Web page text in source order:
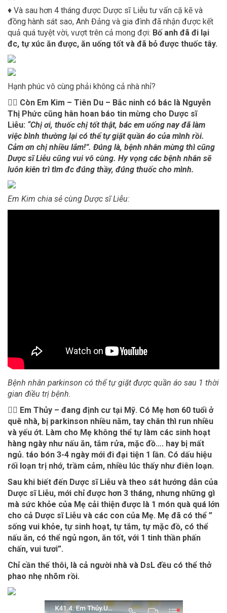
♦ Và sau hơn 4 tháng được Dược sĩ Liễu tư vấn cặ kẽ và
đồng hành sát sao, Anh Đảng và gia đình đã nhận được kết
quả quá tuyệt vời, vượt trên cả mong đợi: Bố anh đã đi lại
đc, tự xúc ăn được, ăn uống tốt và đã bỏ được thuốc tây.
Hạnh phúc vô cùng phải không cả nhà nhỉ?
👩‍⚕️ Còn Em Kim – Tiên Du – Bắc ninh có bác là Nguyễn
Thị Phức cũng hân hoan báo tin mừng cho Dược sĩ
Liễu: “Chị ơi, thuốc chị tốt thật, bác em uống nay đã làm
việc bình thường lại có thể tự giặt quần áo của mình rồi.
Cảm ơn chị nhiều lắm!”. Đúng là, bệnh nhân mừng thì cũng
Dược sĩ Liễu cũng vui vô cùng. Hy vọng các bệnh nhân sẽ
luôn kiên trì tìm đc đúng thầy, đúng thuốc cho mình.
Em Kim chia sẻ cùng Dược sĩ Liễu:
Bệnh nhân parkinson có thể tự giặt được quần áo sau 1 thời
gian điều trị bệnh.
👩‍⚕️ Em Thủy – đang định cư tại Mỹ. Có Mẹ hơn 60 tuổi ở
quê nhà, bị parkinson nhiều năm, tay chân thì run nhiều
và yếu ớt. Làm cho Mẹ không thể tự làm các sinh hoạt
hàng ngày như nấu ăn, tắm rửa, mặc đồ…. hay bị mất
ngủ. táo bón 3-4 ngày mới đi đại tiện 1 lần. Có dấu hiệu
rối loạn trị nhớ, trầm cảm, nhiều lúc thấy như điên loạn.
Sau khi biết đến Dược sĩ Liễu và theo sát hướng dẫn của
Dược sĩ Liễu, mới chỉ được hơn 3 tháng, nhưng những gì
mà sức khỏe của Mẹ cải thiện được là 1 món quà quá lớn
cho cả Dược sĩ Liễu và các con của Mẹ. Mẹ đã có thể ”
sống vui khỏe, tự sinh hoạt, tự tắm, tự mặc đồ, có thể
nấu ăn, có thể ngủ ngon, ăn tốt, với 1 tinh thần phấn
chấn, vui tươi”.
Chỉ cần thế thôi, là cả người nhà và DsL đều có thể thở
phao nhẹ nhõm rồi.